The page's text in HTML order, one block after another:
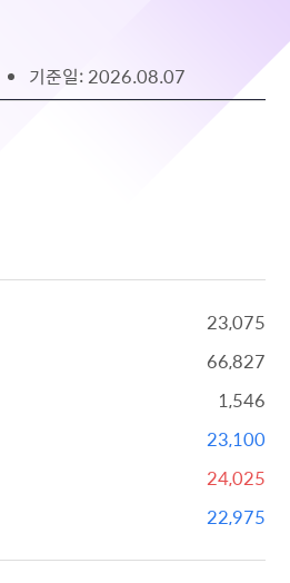
기준일: 2026.08.07
23,075
66,827
1,546
23,100
24,025
22,975